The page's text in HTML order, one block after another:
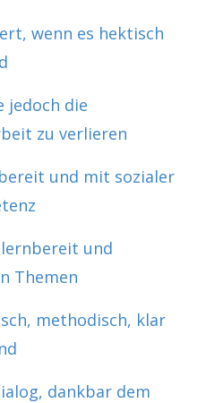
wenn es hektisch
jedoch die
zu verlieren
und mit sozialer
und
Themen
methodisch, klar
dankbar dem